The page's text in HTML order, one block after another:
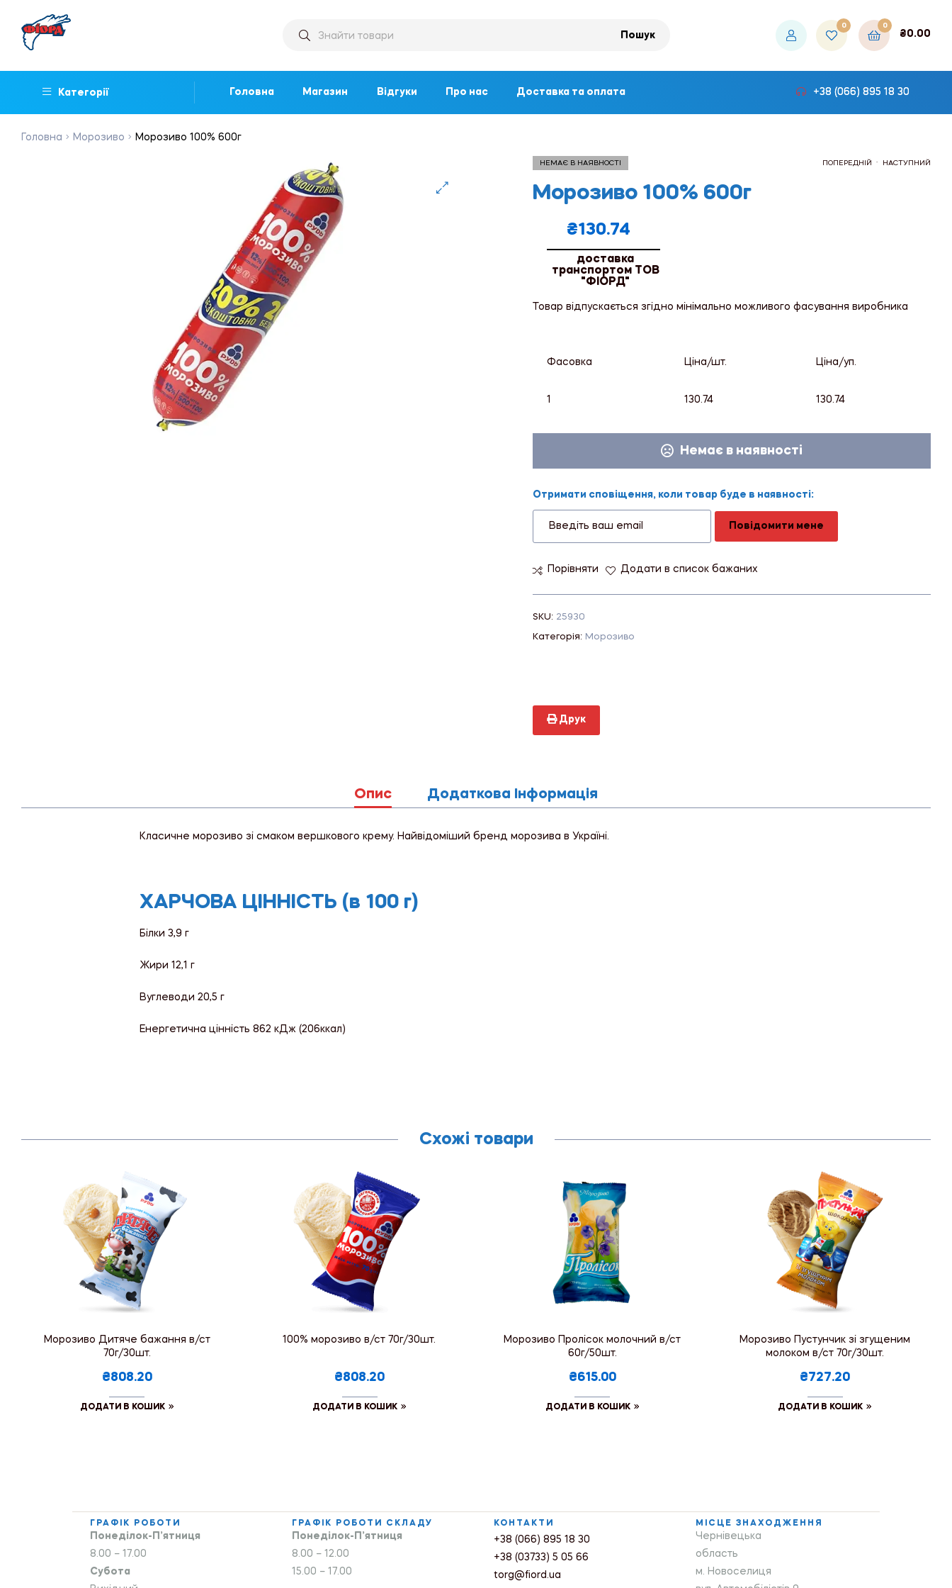
Пошук
0 0
₴0.00
Категорії Головна Магазин Відгуки Про нас Доставка та оплата +38 (066) 895 18 30
Головна Морозиво Морозиво 100% 600г
ПОПЕРЕДНІЙ НАСТУПНИЙ
НЕМАЄ В НАЯВНОСТІ
Морозиво 100% 600г
₴130.74
доставка
транспортом ТОВ
"ФІОРД"
Товар відпускається згідно мінімально можливого фасування виробника
Фасовка Ціна/шт. Ціна/уп.
1 130.74 130.74
Немає в наявності
Отримати сповіщення, коли товар буде в наявності:
Повідомити мене
Порівняти Додати в список бажаних
SKU: 25930
Категорія: Морозиво
Друк
Опис Додаткова Інформація
Класичне морозиво зі смаком вершкового крему. Найвідоміший бренд морозива в Україні.
ХАРЧОВА ЦІННІСТЬ (в 100 г)
Білки 3,9 г
Жири 12,1 г
Вуглеводи 20,5 г
Енергетична цінність 862 кДж (206ккал)
Схожі товари
Морозиво Дитяче бажання в/ст
70г/30шт.
₴808.20
ДОДАТИ В КОШИК
100% морозиво в/ст 70г/30шт.
₴808.20
ДОДАТИ В КОШИК
Морозиво Пролісок молочний в/ст
60г/50шт.
₴615.00
ДОДАТИ В КОШИК
Морозиво Пустунчик зі згущеним
молоком в/ст 70г/30шт.
₴727.20
ДОДАТИ В КОШИК
ГРАФІК РОБОТИ
Понеділок-П’ятниця
8.00 – 17.00
Субота
ГРАФІК РОБОТИ СКЛАДУ
Понеділок-П’ятниця
8.00 – 12.00
15.00 – 17.00
КОНТАКТИ
+38 (066) 895 18 30
+38 (03733) 5 05 66
torg@fiord.ua
МІСЦЕ ЗНАХОДЖЕННЯ
Чернівецька
область
м. Новоселиця